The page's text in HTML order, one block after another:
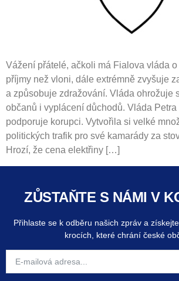
Vážení přátelé, ačkoli má Fialova vláda
příjmy než vloni, dále extrémně zvyšuje
a způsobuje zdražování. Vláda ohrožuje
občanů i vyplácení důchodů. Vláda
podporuje korupci. Vytvořila si velké
politických trafik pro své kamarády za
Hrozí, že cena elektřiny […]
ZŮSTAŇTE S NÁMI V
Přihlaste se k odběru našich zpráv a
krocích, které chrání české